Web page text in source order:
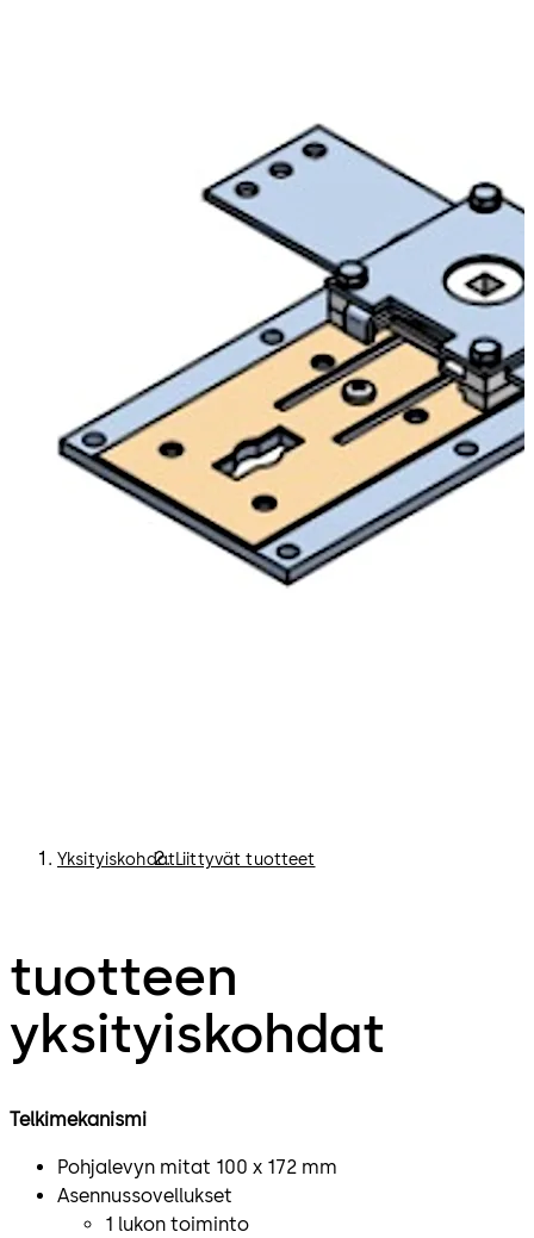
YksityiskohdatLiittyvät tuotteet
tuotteen
yksityiskohdat
Telkimekanismi
Pohjalevyn mitat 100 x 172 mm
Asennussovellukset
1 lukon toiminto